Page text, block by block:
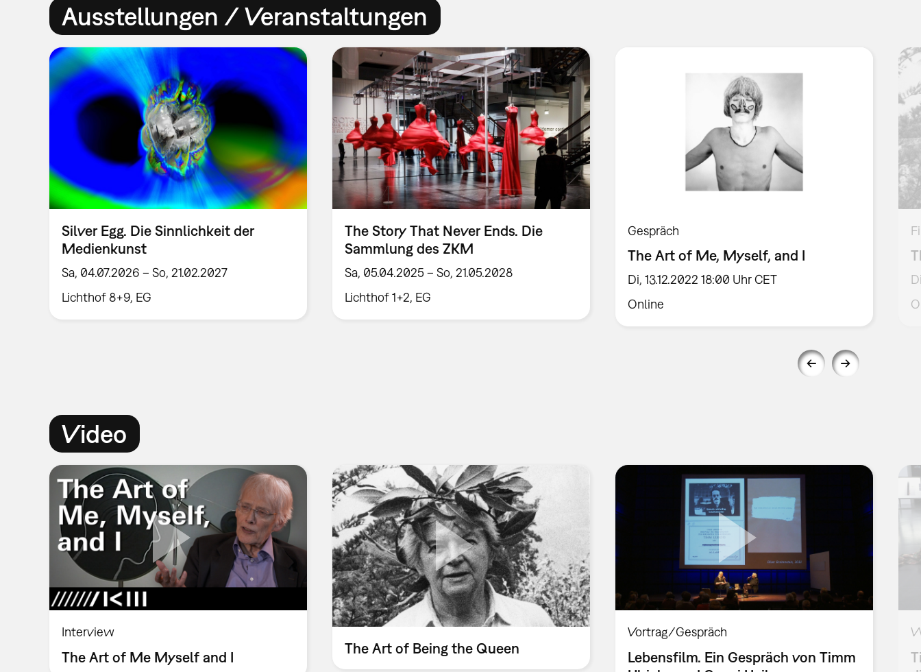
Ausstellungen / Veranstaltungen
Silver Egg. Die Sinnlichkeit der
Medienkunst
Sa, 04.07.2026 – So, 21.02.2027
Lichthof 8+9, EG
The Story That Never Ends. Die
Sammlung des ZKM
Sa, 05.04.2025 – So, 21.05.2028
Lichthof 1+2, EG
Gespräch
The Art of Me, Myself, and I
Di, 13.12.2022 18:00 Uhr CET
Online
Video
Interview
The Art of Me Myself and I
The Art of Being the Queen
Vortrag/Gespräch
Lebensfilm. Ein Gespräch von Timm